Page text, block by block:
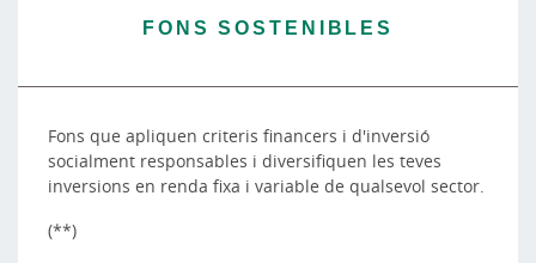
FONS SOSTENIBLES
Fons que apliquen criteris financers i d'inversió
socialment responsables i diversifiquen les teves
inversions en renda fixa i variable de qualsevol sector.
(**)